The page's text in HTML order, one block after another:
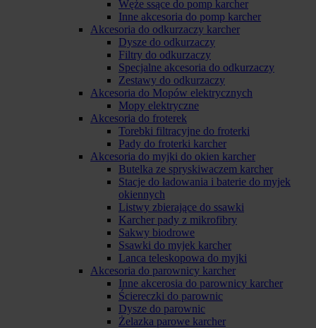
Węże ssące do pomp karcher
Inne akcesoria do pomp karcher
Akcesoria do odkurzaczy karcher
Dysze do odkurzaczy
Filtry do odkurzaczy
Specjalne akcesoria do odkurzaczy
Zestawy do odkurzaczy
Akcesoria do Mopów elektrycznych
Mopy elektryczne
Akcesoria do froterek
Torebki filtracyjne do froterki
Pady do froterki karcher
Akcesoria do myjki do okien karcher
Butelka ze spryskiwaczem karcher
Stacje do ładowania i baterie do myjek
okiennych
Listwy zbierające do ssawki
Karcher pady z mikrofibry
Sakwy biodrowe
Ssawki do myjek karcher
Lanca teleskopowa do myjki
Akcesoria do parownicy karcher
Inne akcerosia do parownicy karcher
Ściereczki do parownic
Dysze do parownic
Żelazka parowe karcher